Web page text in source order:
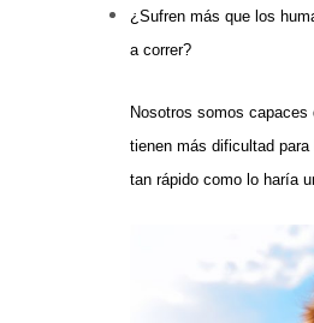
¿Sufren más que los
a correr?
Nosotros somos capaces
tienen más dificultad
tan rápido como lo haría